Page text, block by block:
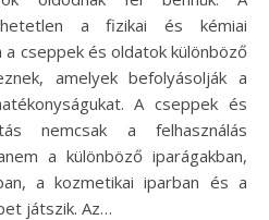
a fizikai és kémiai
cseppek és oldatok különböző
amelyek befolyásolják a
A cseppek és
nemcsak a felhasználás
a különböző iparágakban,
a kozmetikai iparban és a
játszik. Az…